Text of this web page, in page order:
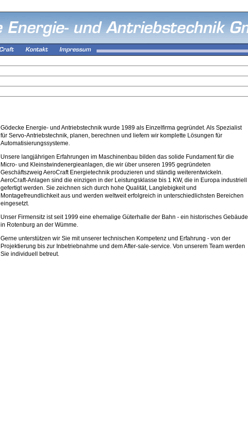
Gödecke Energie- und Antriebstechnik wurde 1989 als Einzelfirma gegründet. Als Spezialist
für Servo-Antriebstechnik, planen, berechnen und liefern wir komplette Lösungen für
Automatisierungssysteme.
Unsere langjährigen Erfahrungen im Maschinenbau bilden das solide Fundament für die
Micro- und Kleinstwindenergieanlagen, die wir über unseren 1995 gegründeten
Geschäftszweig AeroCraft Energietechnik produzieren und ständig weiterentwickeln.
AeroCraft-Anlagen sind die einzigen in der Leistungsklasse bis 1 KW, die in Europa industriell
gefertigt werden. Sie zeichnen sich durch hohe Qualität, Langlebigkeit und
Montagefreundlichkeit aus und werden weltweit erfolgreich in unterschiedlichsten Bereichen
eingesetzt.
Unser Firmensitz ist seit 1999 eine ehemalige Güterhalle der Bahn - ein historisches Gebäude
in Rotenburg an der Wümme.
Gerne unterstützen wir Sie mit unserer technischen Kompetenz und Erfahrung - von der
Projektierung bis zur Inbetriebnahme und dem After-sale-service. Von unserem Team werden
Sie individuell betreut.